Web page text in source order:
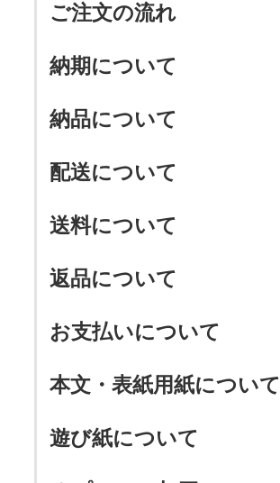
ご注文の流れ
納期について
納品について
配送について
送料について
返品について
お支払いについて
本文・表紙用紙について
遊び紙について